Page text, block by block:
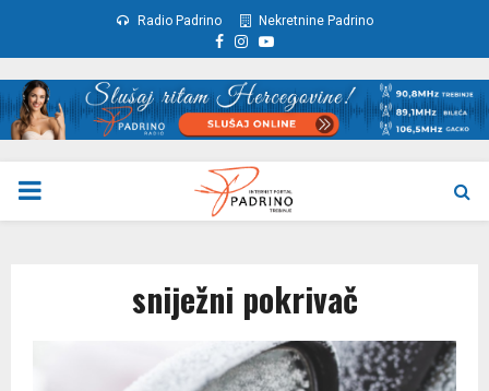
Radio Padrino Nekretnine Padrino
Facebook
Instagram
Youtube
PRIMARY
sniježni pokrivač